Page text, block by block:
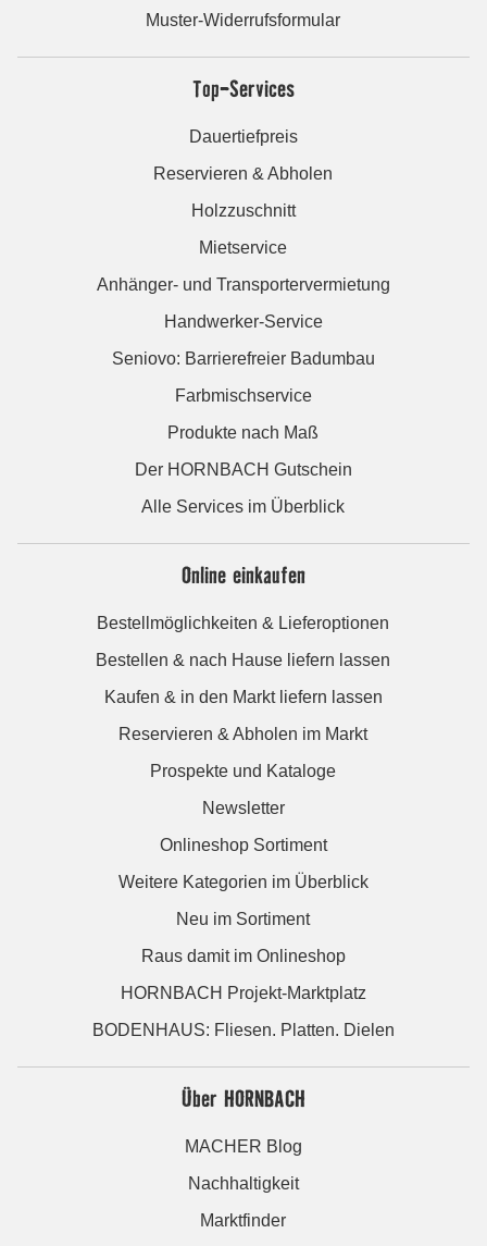
Muster-Widerrufsformular
Top-Services
Dauertiefpreis
Reservieren & Abholen
Holzzuschnitt
Mietservice
Anhänger- und Transportervermietung
Handwerker-Service
Seniovo: Barrierefreier Badumbau
Farbmischservice
Produkte nach Maß
Der HORNBACH Gutschein
Alle Services im Überblick
Online einkaufen
Bestellmöglichkeiten & Lieferoptionen
Bestellen & nach Hause liefern lassen
Kaufen & in den Markt liefern lassen
Reservieren & Abholen im Markt
Prospekte und Kataloge
Newsletter
Onlineshop Sortiment
Weitere Kategorien im Überblick
Neu im Sortiment
Raus damit im Onlineshop
HORNBACH Projekt-Marktplatz
BODENHAUS: Fliesen. Platten. Dielen
Über HORNBACH
MACHER Blog
Nachhaltigkeit
Marktfinder